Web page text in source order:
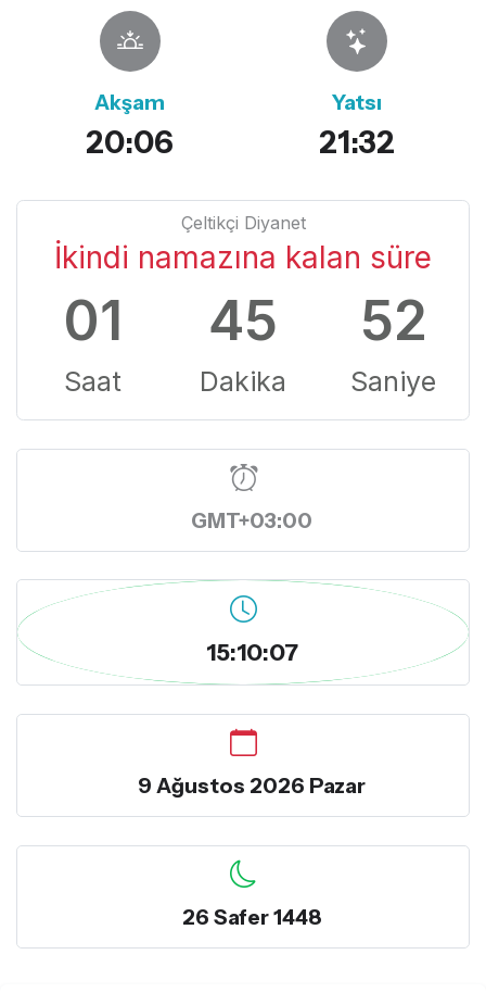
Akşam
20:06
Yatsı
21:32
Çeltikçi Diyanet
İkindi namazına kalan süre
01
Saat
45
Dakika
51
Saniye
GMT+03:00
15:10:08
9 Ağustos 2026 Pazar
26 Safer 1448